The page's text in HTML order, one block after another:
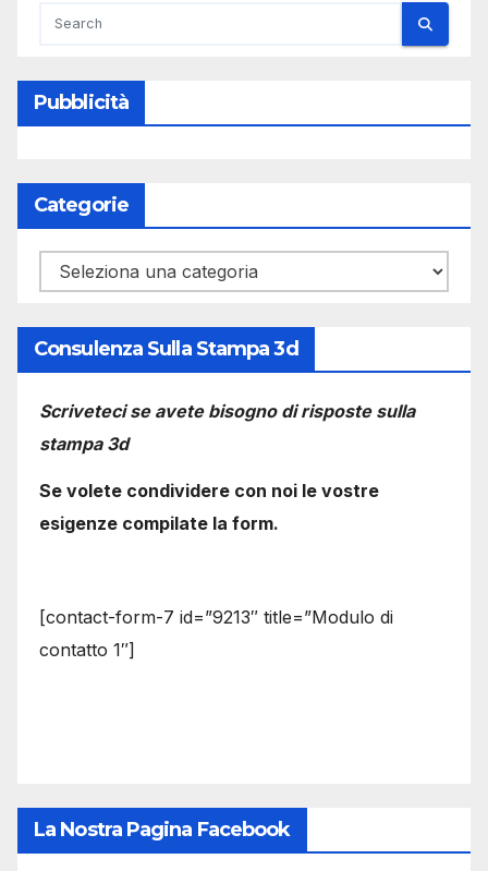
Pubblicità
Categorie
Categorie
Consulenza Sulla Stampa 3d
Scriveteci se avete bisogno di risposte sulla
stampa 3d
Se volete condividere con noi le vostre
esigenze compilate la form.
[contact-form-7 id=”9213″ title=”Modulo di
contatto 1″]
La Nostra Pagina Facebook